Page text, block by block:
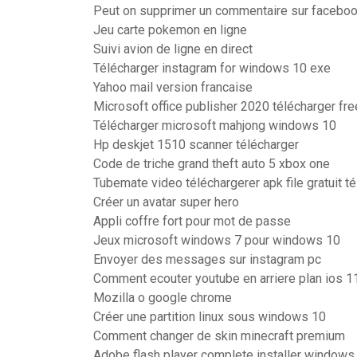
Peut on supprimer un commentaire sur
Jeu carte pokemon en ligne
Suivi avion de ligne en direct
Télécharger instagram for windows 10 exe
Yahoo mail version francaise
Microsoft office publisher 2020 télécharger
Télécharger microsoft mahjong windows 10
Hp deskjet 1510 scanner télécharger
Code de triche grand theft auto 5 xbox one
Tubemate video téléchargerer apk file gratuit
Créer un avatar super hero
Appli coffre fort pour mot de passe
Jeux microsoft windows 7 pour windows 10
Envoyer des messages sur instagram pc
Comment ecouter youtube en arriere plan ios 11
Mozilla o google chrome
Créer une partition linux sous windows 10
Comment changer de skin minecraft premium